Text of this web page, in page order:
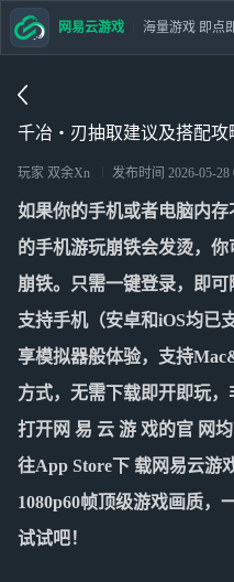
千冶・刃抽取建议及搭配攻
玩家 双余Xn 发布时间 2026-05-28
如果你的手机或者电脑内
的手机游玩崩铁会发烫，
崩铁。只需一键登录，即
支持手机（安卓和iOS均已
享模拟器般体验，支持
方式，无需下载即开即玩
打开网 易 云 游 戏的官 网
往App Store下 载网易云游
1080p60帧顶级游戏画质，
试试吧！
网易云游戏 海量游戏 即点